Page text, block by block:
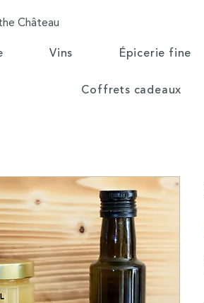
Château
Vins Épicerie fine
Coffrets cadeaux